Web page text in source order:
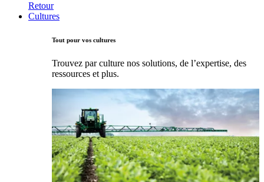
Retour
Cultures
Tout pour vos cultures
Trouvez par culture nos solutions, de l’expertise, des
ressources et plus.